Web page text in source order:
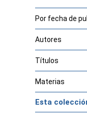
Por fecha de
Autores
Títulos
Materias
Esta